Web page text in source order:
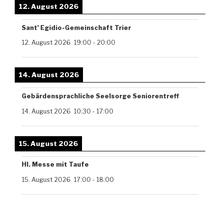
12. August 2026
Sant' Egidio-Gemeinschaft Trier
12. August 2026 19:00 - 20:00
14. August 2026
Gebärdensprachliche Seelsorge Seniorentreff
14. August 2026 10:30 - 17:00
15. August 2026
Hl. Messe mit Taufe
15. August 2026 17:00 - 18:00